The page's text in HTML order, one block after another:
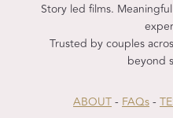
Story led films.
Trusted by couples
beyond
ABOUT- FAQs-